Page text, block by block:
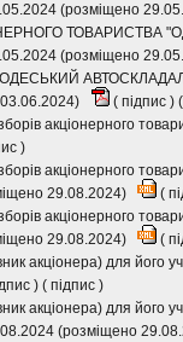
(розміщено
ТОВАРИСТВА
(розміщено
( підпис ) (
акціонерного
)
акціонерного
29.08.2024)
(
акціонерного
29.08.2024)
(
акціонера) для його
) ( підпис )
акціонера) для його
(розміщено